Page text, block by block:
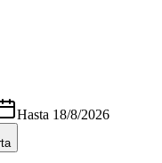
Hasta 18/8/2026